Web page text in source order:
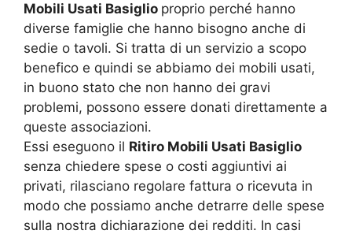
Mobili Usati Basiglio proprio perché hanno
diverse famiglie che hanno bisogno anche di
sedie o tavoli. Si tratta di un servizio a scopo
benefico e quindi se abbiamo dei mobili usati,
in buono stato che non hanno dei gravi
problemi, possono essere donati direttamente a
queste associazioni.
Essi eseguono il Ritiro Mobili Usati Basiglio
senza chiedere spese o costi aggiuntivi ai
privati, rilasciano regolare fattura o ricevuta in
modo che possiamo anche detrarre delle spese
sulla nostra dichiarazione dei redditi. In casi